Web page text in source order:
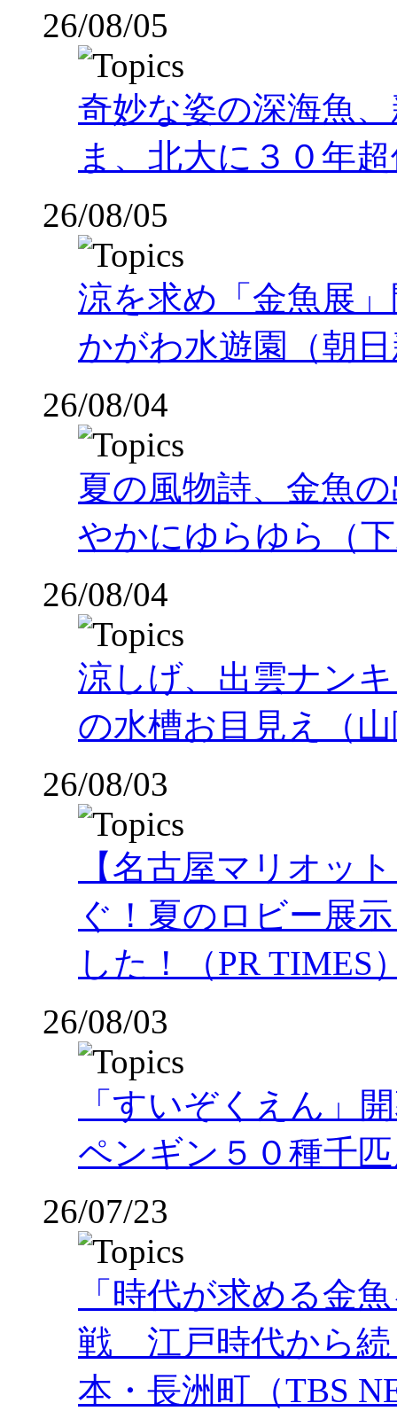
26/08/05
奇妙な姿の深海魚
ま、北大に３０年
26/08/05
涼を求め「金魚展
かがわ水遊園（朝
26/08/04
夏の風物詩、金魚
やかにゆらゆら（
26/08/04
涼しげ、出雲ナン
の水槽お目見え（
26/08/03
【名古屋マリオッ
ぐ！夏のロビー展
した！（PR TIMES
26/08/03
「すいぞくえん」
ペンギン５０種千
26/07/23
「時代が求める金
戦 江戸時代から
本・長洲町（TBS